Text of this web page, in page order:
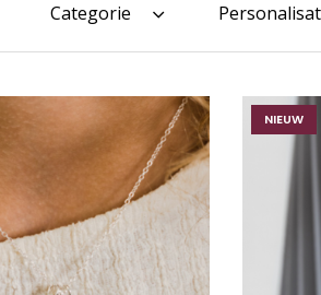
Categorie
NIEUW